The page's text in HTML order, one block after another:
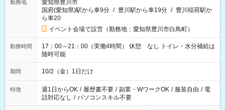
勤務地
愛知県豊川市
国府(愛知県)駅から車9分 / 豊川駅から車19分 / 豊川稲荷駅か
ら車20
イベント会場で設営（勤務地：愛知県豊川市白鳥町）
勤務時間
17：00～21：00（実働4時間） 休憩 なし トイレ・水分補給は
随時可能
期間 10/2（金）1日だけ
特徴 週1日からOK / 履歴書不要 / 副業・WワークOK / 服装自由 / 電
話対応なし / パソコンスキル不要